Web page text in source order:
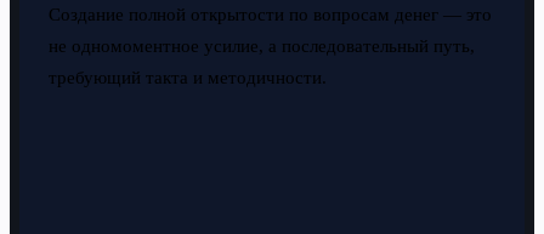
Создание полной открытости по вопросам денег — это
не одномоментное усилие, а последовательный путь,
требующий такта и методичности.